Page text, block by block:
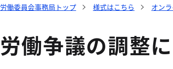
労働委員会事務局トップ 様式はこちら オン
労働争議の調整